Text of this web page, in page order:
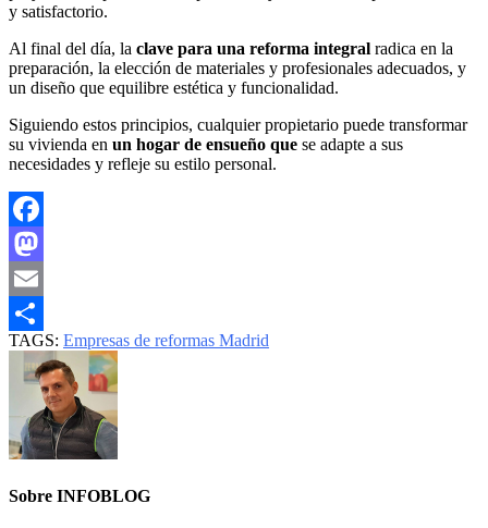
y satisfactorio.
Al final del día, la clave para una reforma integral radica en la
preparación, la elección de materiales y profesionales adecuados, y
un diseño que equilibre estética y funcionalidad.
Siguiendo estos principios, cualquier propietario puede transformar
su vivienda en un hogar de ensueño que se adapte a sus
necesidades y refleje su estilo personal.
Facebook
Mastodon
Email
Compartir
TAGS: Empresas de reformas Madrid
Sobre INFOBLOG